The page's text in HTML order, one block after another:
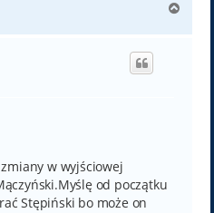
g
w wyjściowej
od początku
Stępiński bo może on